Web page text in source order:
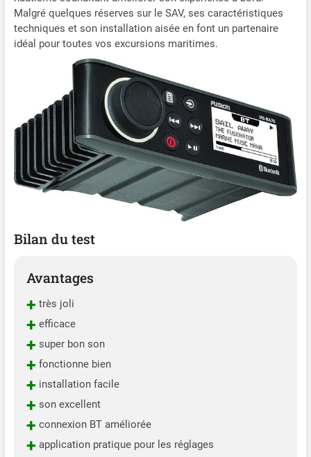
Malgré quelques réserves sur le SAV, ses caractéristiques
techniques et son installation aisée en font un partenaire
idéal pour toutes vos excursions maritimes.
Bilan du test
Avantages
+ très joli
+ efficace
+ super bon son
+ fonctionne bien
+ installation facile
+ son excellent
+ connexion BT améliorée
+ application pratique pour les réglages